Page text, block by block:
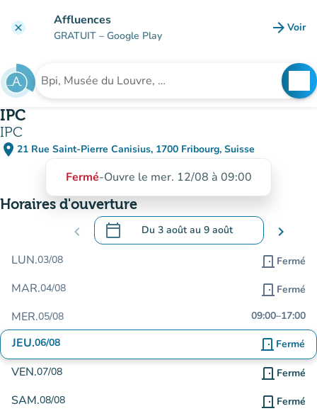
clear Affluences
GRATUIT – Google Play arrow_forward Voir
Rechercher un établissement
IPC
IPC
place 21 Rue Saint-Pierre Canisius, 1700 Fribourg, Suisse
(ouvrir dans Google Maps)
(nouvel onglet)
Fermé-Ouvre le mer. 12/08 à 09:00
Horaires d'ouverture
chevron_left calendar_today Du 3 aoûtau 9 août
.Ouvrir le calendrier pour changer de
chevron_right
LUN.03/08 door_front Fermé
MAR.04/08 door_front Fermé
MER.05/08 09:00–17:00
JEU.06/08 door_front Fermé
VEN.07/08 door_front Fermé
SAM.08/08 door_front Fermé